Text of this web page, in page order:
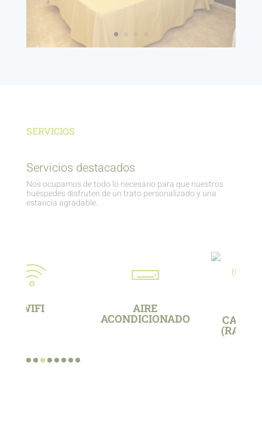
SERVICIOS
Servicios destacados
Nos ocupamos de todo lo necesario para que nuestros
huéspedes disfruten de un trato personalizado y una
estancia agradable.
CALEFACCIÓN VITROCERÁMICA